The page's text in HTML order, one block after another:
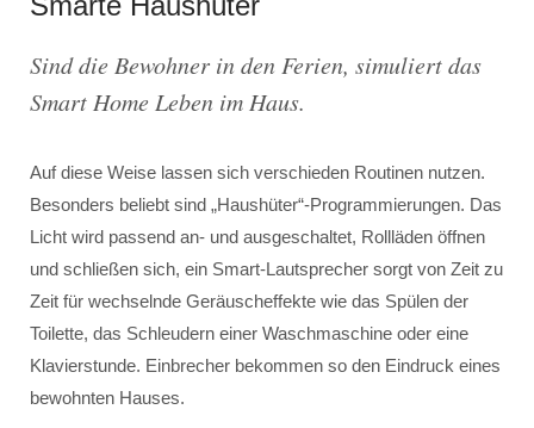
Sind die Bewohner in den Ferien, simuliert das
Smart Home Leben im Haus.
Auf diese Weise lassen sich verschieden Routinen nutzen.
Besonders beliebt sind „Haushüter“-Programmierungen. Das
Licht wird passend an- und ausgeschaltet, Rollläden öffnen
und schließen sich, ein Smart-Lautsprecher sorgt von Zeit zu
Zeit für wechselnde Geräuscheffekte wie das Spülen der
Toilette, das Schleudern einer Waschmaschine oder eine
Klavierstunde. Einbrecher bekommen so den Eindruck eines
bewohnten Hauses.